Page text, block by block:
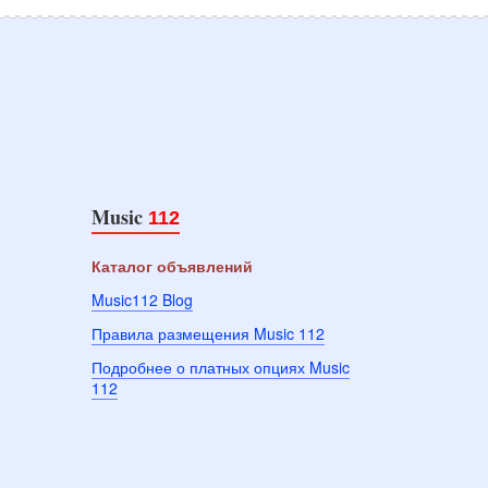
Music 112
Каталог объявлений
Music112 Blog
Правила размещения Music 112
Подробнее о платных опциях Music
112